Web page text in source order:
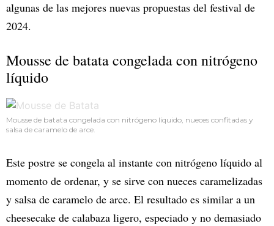
algunas de las mejores nuevas propuestas del festival de
2024.
Mousse de batata congelada con nitrógeno
líquido
Mousse de batata congelada con nitrógeno líquido, nueces confitadas y
salsa de caramelo de arce.
Este postre se congela al instante con nitrógeno líquido al
momento de ordenar, y se sirve con nueces caramelizadas
y salsa de caramelo de arce. El resultado es similar a un
cheesecake de calabaza ligero, especiado y no demasiado